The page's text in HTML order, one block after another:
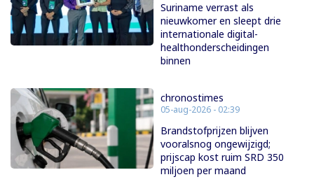
Suriname verrast als
nieuwkomer en sleept drie
internationale digital-
healthonderscheidingen
binnen
chronostimes
05-aug-2026 - 02:39
Brandstofprijzen blijven
vooralsnog ongewijzigd;
prijscap kost ruim SRD 350
miljoen per maand